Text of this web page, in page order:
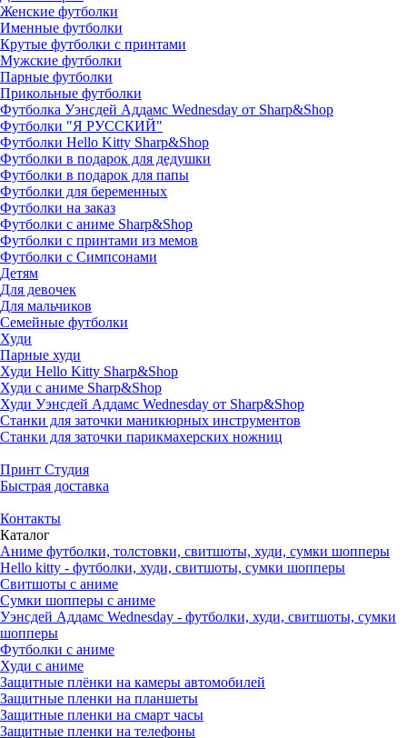
Женские футболки
Именные футболки
Крутые футболки с принтами
Мужские футболки
Парные футболки
Прикольные футболки
Футболка Уэнсдей Аддамс Wednesday от Sharp&Shop
Футболки "Я РУССКИЙ"
Футболки Hello Kitty Sharp&Shop
Футболки в подарок для дедушки
Футболки в подарок для папы
Футболки для беременных
Футболки на заказ
Футболки с аниме Sharp&Shop
Футболки с принтами из мемов
Футболки с Симпсонами
Детям
Для девочек
Для мальчиков
Семейные футболки
Худи
Парные худи
Худи Hello Kitty Sharp&Shop
Худи с аниме Sharp&Shop
Худи Уэнсдей Аддамс Wednesday от Sharp&Shop
Станки для заточки маникюрных инструментов
Станки для заточки парикмахерских ножниц
Принт Студия
Быстрая доставка
Контакты
Каталог
Аниме футболки, толстовки, свитшоты, худи, сумки шопперы
Hello kitty - футболки, худи, свитшоты, сумки шопперы
Свитшоты с аниме
Сумки шопперы с аниме
Уэнсдей Аддамс Wednesday - футболки, худи, свитшоты, сумки
шопперы
Футболки с аниме
Худи с аниме
Защитные плёнки на камеры автомобилей
Защитные пленки на планшеты
Защитные пленки на смарт часы
Защитные пленки на телефоны